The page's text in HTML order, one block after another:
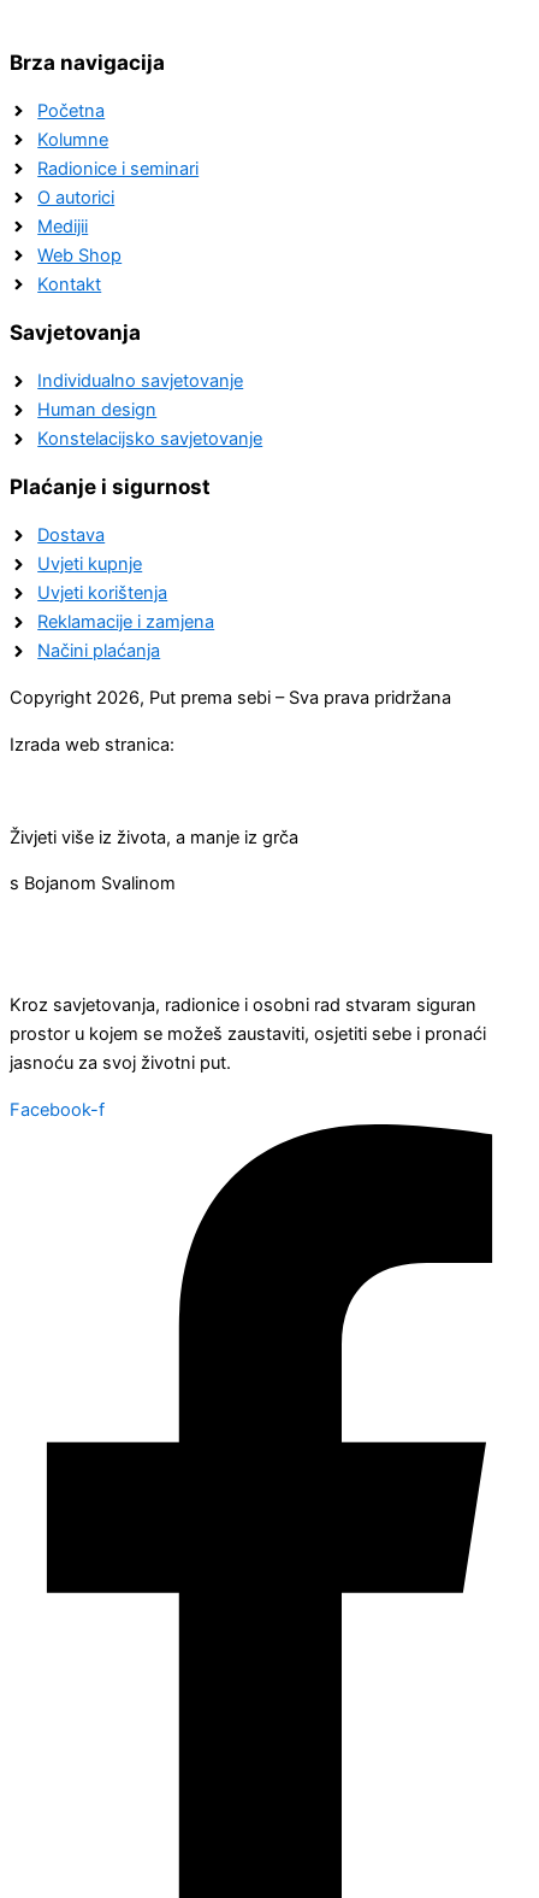
Brza navigacija
Početna
Kolumne
Radionice i seminari
O autorici
Medijii
Web Shop
Kontakt
Savjetovanja
Individualno savjetovanje
Human design
Konstelacijsko savjetovanje
Plaćanje i sigurnost
Dostava
Uvjeti kupnje
Uvjeti korištenja
Reklamacije i zamjena
Načini plaćanja
Copyright 2026, Put prema sebi – Sva prava pridržana
Izrada web stranica:
Živjeti više iz života, a manje iz grča
s Bojanom Svalinom
Kroz savjetovanja, radionice i osobni rad stvaram siguran
prostor u kojem se možeš zaustaviti, osjetiti sebe i pronaći
jasnoću za svoj životni put.
Facebook-f